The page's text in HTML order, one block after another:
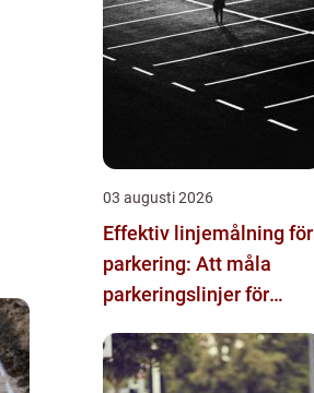
03 augusti 2026
Effektiv linjemålning för
parkering: Att måla
parkeringslinjer för
parkeringsytor